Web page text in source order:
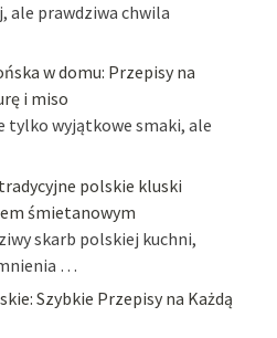
ale prawdziwa chwila
w domu: Przepisy na
i miso
tylko wyjątkowe smaki, ale
polskie kluski
śmietanowym
skarb polskiej kuchni,
…
Szybkie Przepisy na Każdą